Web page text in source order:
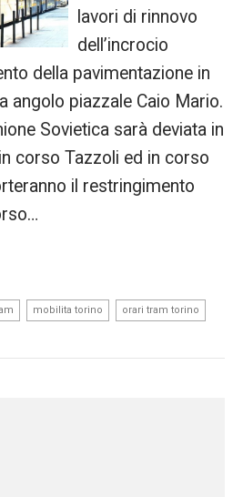
lavori di rinnovo
dell’incrocio
della pavimentazione in
angolo piazzale Caio Mario.
Sovietica sarà deviata in
corso Tazzoli ed in corso
il restringimento
mobilita torino orari tram torino